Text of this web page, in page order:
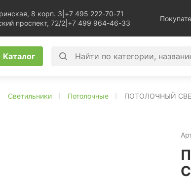
8 корп. 3 +7 495 222-70-71
проспект, 72/2 +7 499 964-46-33
Каталог
Светильники Потолочные ПОТОЛОЧНЫЙ